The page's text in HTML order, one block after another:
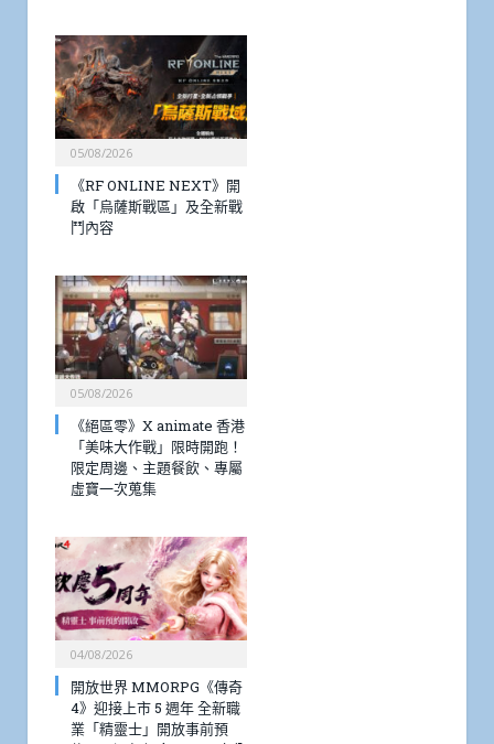
05/08/2026
《RF ONLINE NEXT》開
啟「烏薩斯戰區」及全新戰
鬥內容
05/08/2026
《絕區零》X animate 香港
「美味大作戰」限時開跑！
限定周邊、主題餐飲、專屬
虛寶一次蒐集
04/08/2026
開放世界 MMORPG《傳奇
4》迎接上市 5 週年 全新職
業「精靈士」開放事前預